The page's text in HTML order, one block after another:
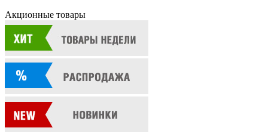
Акционные товары